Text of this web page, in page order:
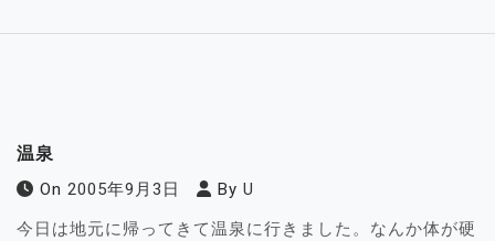
温泉
On 2005年9月3日 By U
今日は地元に帰ってきて温泉に行きました。なんか体が硬